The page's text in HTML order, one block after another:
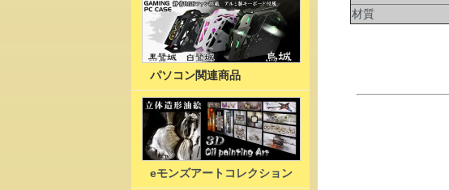
材質
パソコン関連商品
eモンズアートコレクション